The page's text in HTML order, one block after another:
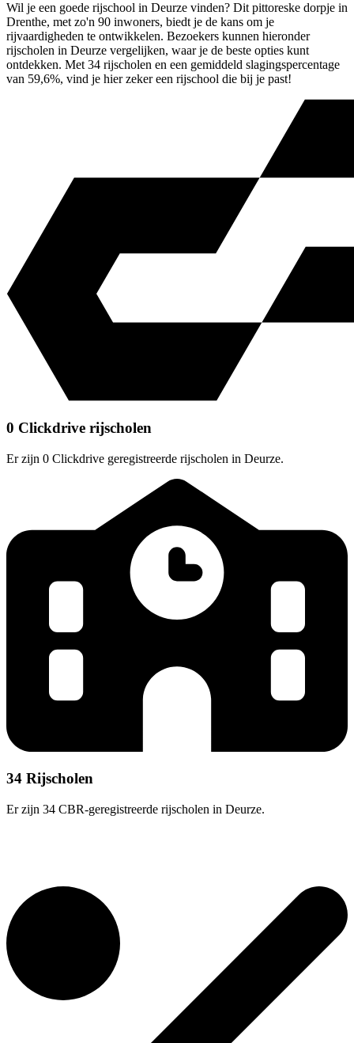
Wil je een goede rijschool in Deurze vinden? Dit pittoreske dorpje in
Drenthe, met zo'n 90 inwoners, biedt je de kans om je
rijvaardigheden te ontwikkelen. Bezoekers kunnen hieronder
rijscholen in Deurze vergelijken, waar je de beste opties kunt
ontdekken. Met 34 rijscholen en een gemiddeld slagingspercentage
van 59,6%, vind je hier zeker een rijschool die bij je past!
0 Clickdrive rijscholen
Er zijn 0 Clickdrive geregistreerde rijscholen in Deurze.
34 Rijscholen
Er zijn 34 CBR-geregistreerde rijscholen in Deurze.